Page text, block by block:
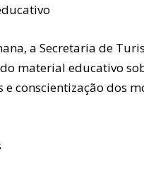
a Secretaria de
material educativo
e conscientização dos